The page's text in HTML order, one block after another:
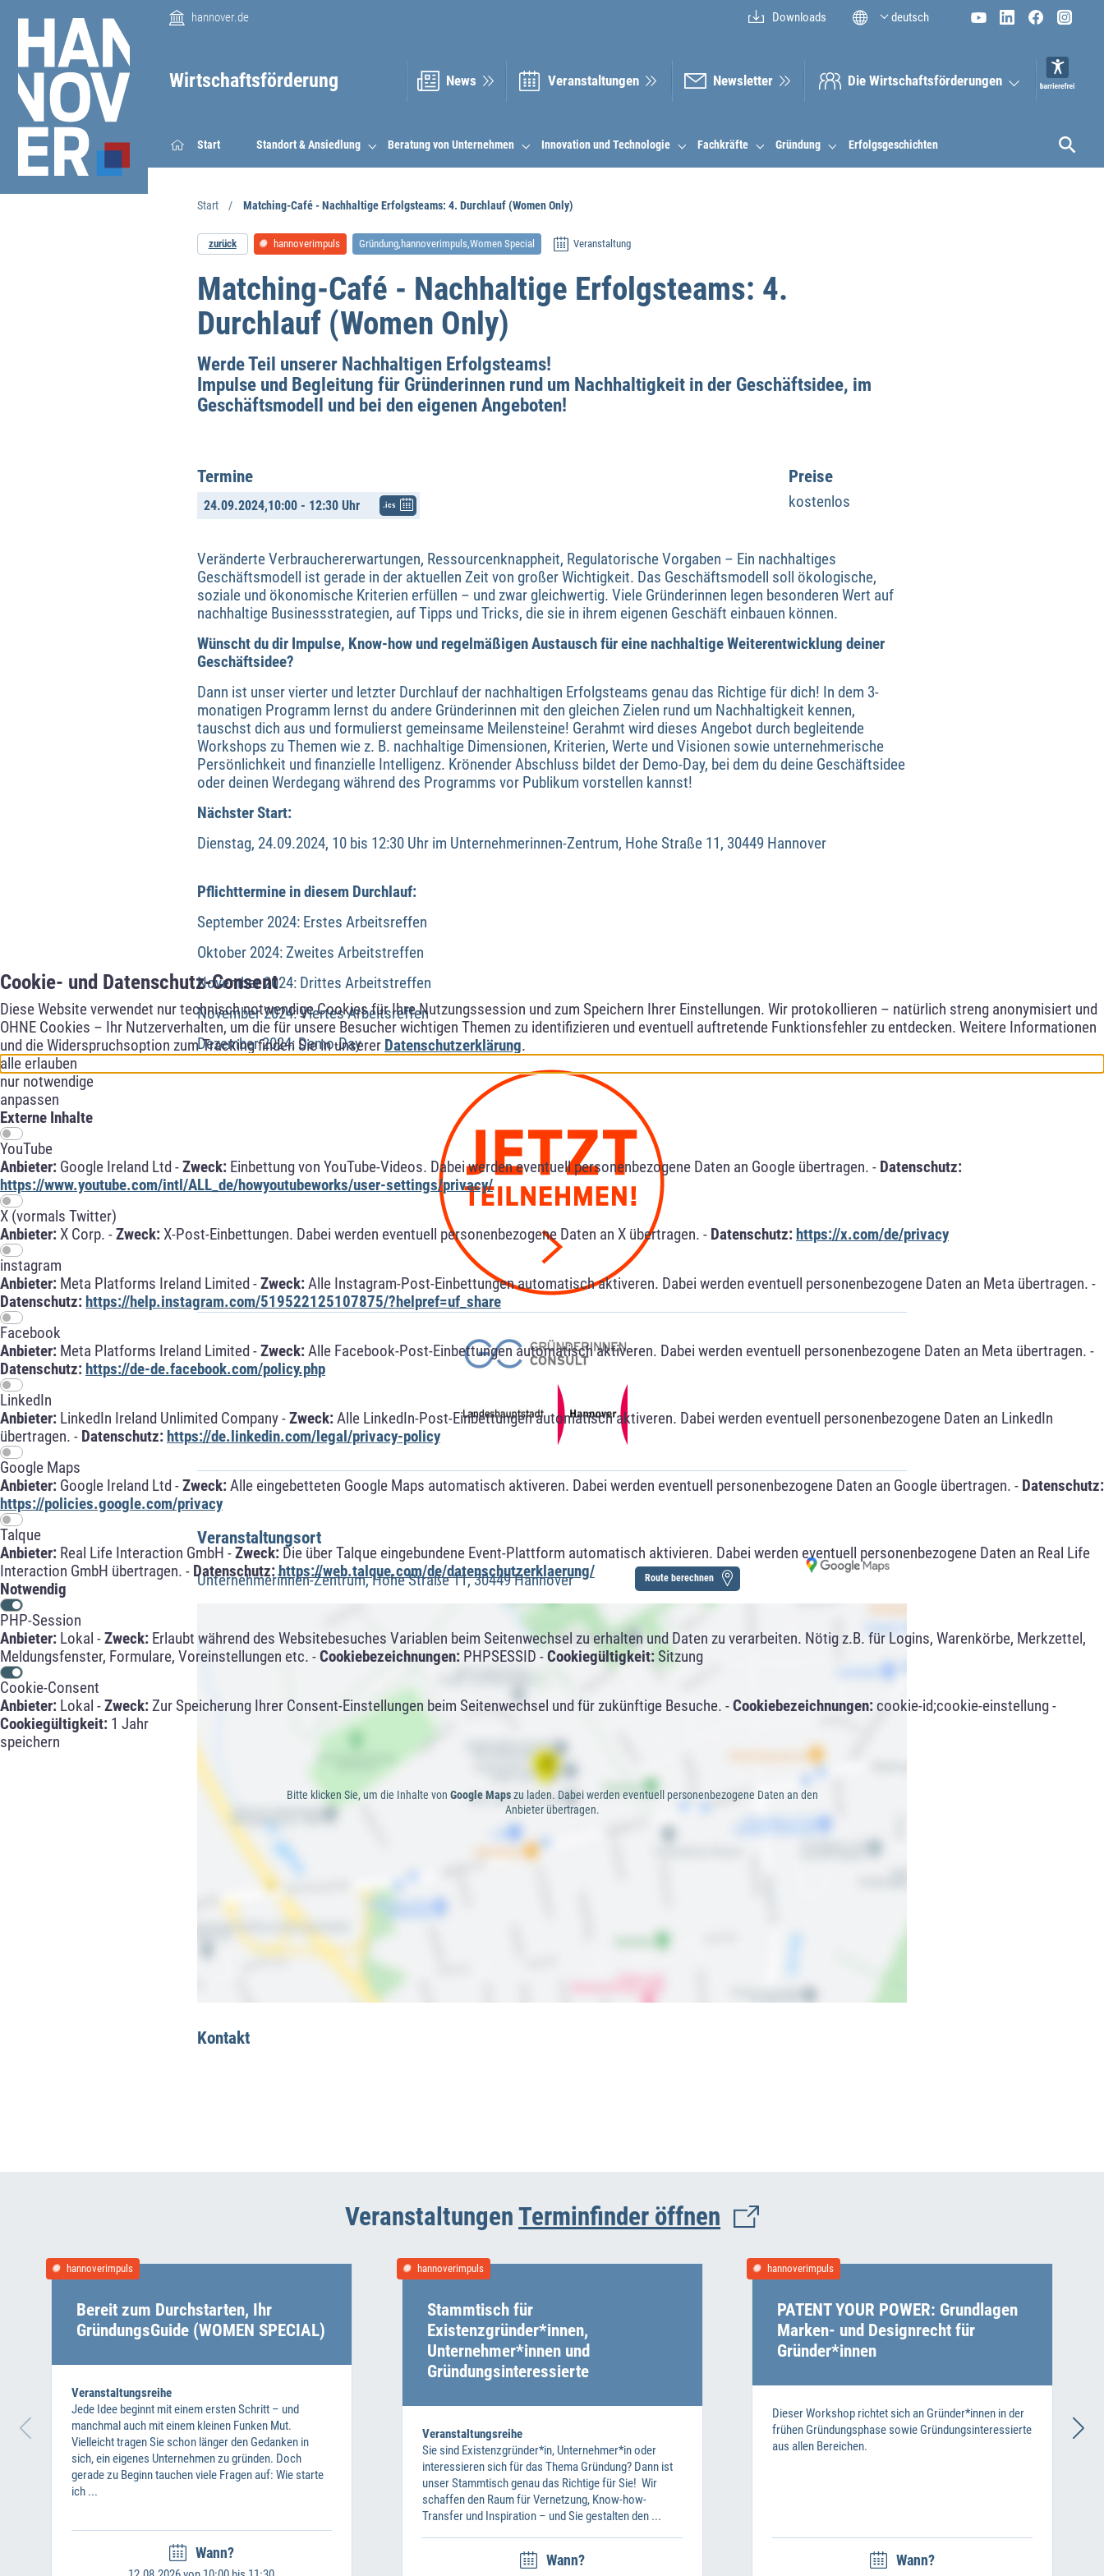
Cookie- und Datenschutz-Consent
Diese Website verwendet nur technisch notwendige Cookies für Ihre Nutzungssession und zum Speichern Ihrer Einstellungen. Wir protokollieren – natürlich streng anonymisiert und
OHNE Cookies – Ihr Nutzerverhalten, um die für unsere Besucher wichtigen Themen zu identifizieren und eventuell auftretende Funktionsfehler zu entdecken. Weitere Informationen
und die Widerspruchsoption zum Tracking finden Sie in unserer Datenschutzerklärung.
alle erlauben
nur notwendige
anpassen
Externe Inhalte
YouTube
Anbieter: Google Ireland Ltd -Zweck: Einbettung von YouTube-Videos. Dabei werden eventuell personenbezogene Daten an Google übertragen. - Datenschutz:
https://www.youtube.com/intl/ALL_de/howyoutubeworks/user-settings/privacy/
X (vormals Twitter)
Anbieter:X Corp. -Zweck:X-Post-Einbettungen. Dabei werden eventuell personenbezogene Daten an X übertragen. - Datenschutz: https://x.com/de/privacy
instagram
Anbieter: Meta Platforms Ireland Limited -Zweck:Alle Instagram-Post-Einbettungen automatisch aktiveren. Dabei werden eventuell personenbezogene Daten an Meta übertragen. -
Datenschutz: https://help.instagram.com/519522125107875/?helpref=uf_share
Facebook
Anbieter: Meta Platforms Ireland Limited -Zweck:Alle Facebook-Post-Einbettungen automatisch aktiveren. Dabei werden eventuell personenbezogene Daten an Meta übertragen. -
Datenschutz: https://de-de.facebook.com/policy.php
LinkedIn
Anbieter: LinkedIn Ireland Unlimited Company -Zweck:Alle LinkedIn-Post-Einbettungen automatisch aktiveren. Dabei werden eventuell personenbezogene Daten an LinkedIn
übertragen. - Datenschutz: https://de.linkedin.com/legal/privacy-policy
Google Maps
Anbieter: Google Ireland Ltd -Zweck:Alle eingebetteten Google Maps automatisch aktiveren. Dabei werden eventuell personenbezogene Daten an Google übertragen. - Datenschutz:
https://policies.google.com/privacy
Talque
Anbieter: Real Life Interaction GmbH -Zweck: Die über Talque eingebundene Event-Plattform automatisch aktivieren. Dabei werden eventuell personenbezogene Daten an Real Life
Interaction GmbH übertragen. - Datenschutz:https://web.talque.com/de/datenschutzerklaerung/
Notwendig
PHP-Session
Anbieter: Lokal -Zweck: Erlaubt während des Websitebesuches Variablen beim Seitenwechsel zu erhalten und Daten zu verarbeiten. Nötig z.B. für Logins, Warenkörbe, Merkzettel,
Meldungsfenster, Formulare, Voreinstellungen etc. -Cookiebezeichnungen: PHPSESSID -Cookiegültigkeit:Sitzung
Cookie-Consent
Anbieter: Lokal -Zweck:Zur Speicherung Ihrer Consent-Einstellungen beim Seitenwechsel und für zukünftige Besuche. -Cookiebezeichnungen:cookie-id;cookie-einstellung -
Cookiegültigkeit: 1 Jahr
speichern
Wirtschaftsförderung
Start Standort & Ansiedlung Beratung von Unternehmen Innovation und Technologie Fachkräfte Gründung Erfolgsgeschichten
hannover.de Downloads deutsch
News Veranstal­tungen Newsletter Die Wirt­schaftsför­derungen
Start Matching-Café - Nachhaltige Erfolgsteams: 4. Durchlauf (Women Only)
zurück hannoverimpuls Gründung,hannoverimpuls,Women Special Veranstaltung
Matching-Café - Nachhaltige Erfolgsteams: 4.
Durchlauf (Women Only)
Werde Teil unserer Nachhaltigen Erfolgsteams!
Impulse und Begleitung für Gründerinnen rund um Nachhaltigkeit in der Geschäftsidee, im
Geschäftsmodell und bei den eigenen Angeboten!
Termine
24.09.2024,10:00 - 12:30 Uhr .ics
Preise
kostenlos
Veränderte Verbrauchererwartungen, Ressourcenknappheit, Regulatorische Vorgaben – Ein nachhaltiges
Geschäftsmodell ist gerade in der aktuellen Zeit von großer Wichtigkeit. Das Geschäftsmodell soll ökologische,
soziale und ökonomische Kriterien erfüllen – und zwar gleichwertig. Viele Gründerinnen legen besonderen Wert auf
nachhaltige Businessstrategien, auf Tipps und Tricks, die sie in ihrem eigenen Geschäft einbauen können.
Wünscht du dir Impulse, Know-how und regelmäßigen Austausch für eine nachhaltige Weiterentwicklung deiner
Geschäftsidee?
Dann ist unser vierter und letzter Durchlauf der nachhaltigen Erfolgsteams genau das Richtige für dich! In dem 3-
monatigen Programm lernst du andere Gründerinnen mit den gleichen Zielen rund um Nachhaltigkeit kennen,
tauschst dich aus und formulierst gemeinsame Meilensteine! Gerahmt wird dieses Angebot durch begleitende
Workshops zu Themen wie z. B. nachhaltige Dimensionen, Kriterien, Werte und Visionen sowie unternehmerische
Persönlichkeit und finanzielle Intelligenz. Krönender Abschluss bildet der Demo-Day, bei dem du deine Geschäftsidee
oder deinen Werdegang während des Programms vor Publikum vorstellen kannst!
Nächster Start:
Dienstag, 24.09.2024, 10 bis 12:30 Uhr im Unternehmerinnen-Zentrum, Hohe Straße 11, 30449 Hannover
Pflichttermine in diesem Durchlauf:
September 2024: Erstes Arbeitsreffen
Oktober 2024: Zweites Arbeitstreffen
November 2024: Drittes Arbeitstreffen
November 2024: Viertes Arbeitsreffen
Dezember 2024: Demo-Day
Veranstaltungsort
Unternehmerinnen-Zentrum, Hohe Straße 11, 30449 Hannover Route berechnen
Bitte klicken Sie, um die Inhalte von Google Mapszu laden. Dabei werden eventuell personenbezogene Daten an den
Anbieter übertragen.
Kontakt
VeranstaltungenTerminfinder öffnen
hannoverimpuls
Bereit zum Durchstarten, Ihr
GründungsGuide (WOMEN SPECIAL)
Veranstaltungsreihe
Jede Idee beginnt mit einem ersten Schritt – und
manchmal auch mit einem kleinen Funken Mut.
Vielleicht tragen Sie schon länger den Gedanken in
sich, ein eigenes Unternehmen zu gründen. Doch
gerade zu Beginn tauchen viele Fragen auf: Wie starte
ich ...
Wann?
hannoverimpuls
Stammtisch für
Existenzgründer*innen,
Unternehmer*innen und
Gründungsinteressierte
Veranstaltungsreihe
Sie sind Existenzgründer*in, Unternehmer*in oder
interessieren sich für das Thema Gründung? Dann ist
unser Stammtisch genau das Richtige für Sie! Wir
schaffen den Raum für Vernetzung, Know-how-
Transfer und Inspiration – und Sie gestalten den ...
Wann?
hannoverimpuls
PATENT YOUR POWER: Grundlagen
Marken- und Designrecht für
Gründer*innen
Dieser Workshop richtet sich an Gründer*innen in der
frühen Gründungsphase sowie Gründungsinteressierte
aus allen Bereichen.
Wann?